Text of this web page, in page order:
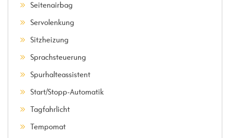
Seitenairbag
Servolenkung
Sitzheizung
Sprachsteuerung
Spurhalteassistent
Start/Stopp-Automatik
Tagfahrlicht
Tempomat